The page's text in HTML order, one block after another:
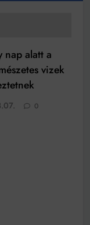
nap alatt a
vizek
0